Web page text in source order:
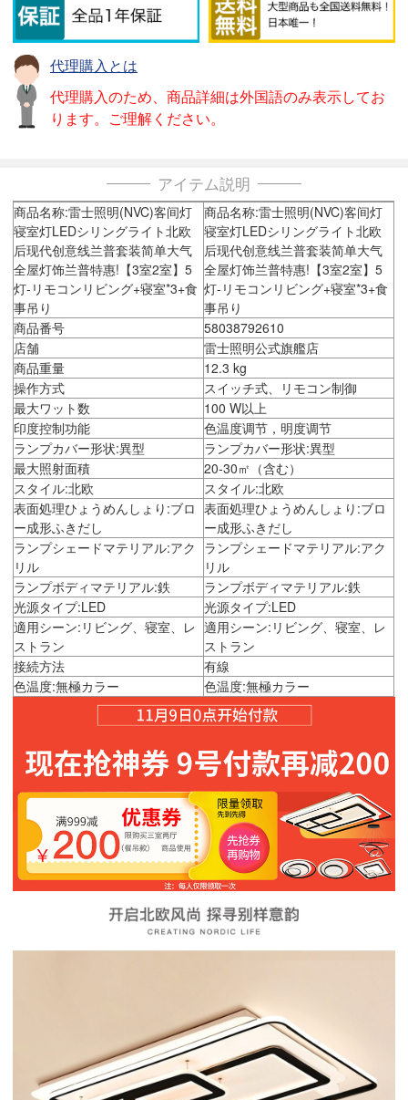
代理購入とは
代理購入のため、商品詳細は外国語のみ表示してお
ります。ご理解ください。
アイテム説明
商品名称:雷士照明(NVC)客间灯
寝室灯LEDシリングライト北欧
后现代创意线兰普套装简单大气
全屋灯饰兰普特惠!【3室2室】5
灯-リモコンリビング+寝室*3+食
事吊り
商品名称:雷士照明(NVC)客间灯
寝室灯LEDシリングライト北欧
后现代创意线兰普套装简单大气
全屋灯饰兰普特惠!【3室2室】5
灯-リモコンリビング+寝室*3+食
事吊り
商品番号
58038792610
店舗
雷士照明公式旗艦店
商品重量
12.3 kg
操作方式
スイッチ式、リモコン制御
最大ワット数
100 W以上
印度控制功能
色温度调节，明度调节
ランプカバー形状:異型
ランプカバー形状:異型
最大照射面積
20-30㎡（含む）
スタイル:北欧
スタイル:北欧
表面処理ひょうめんしょり:ブロ
ー成形ふきだし
表面処理ひょうめんしょり:ブロ
ー成形ふきだし
ランプシェードマテリアル:アク
リル
ランプシェードマテリアル:アク
リル
ランプボディマテリアル:鉄
ランプボディマテリアル:鉄
光源タイプ:LED
光源タイプ:LED
適用シーン:リビング、寝室、レ
ストラン
適用シーン:リビング、寝室、レ
ストラン
接続方法
有線
色温度:無極カラー
色温度:無極カラー